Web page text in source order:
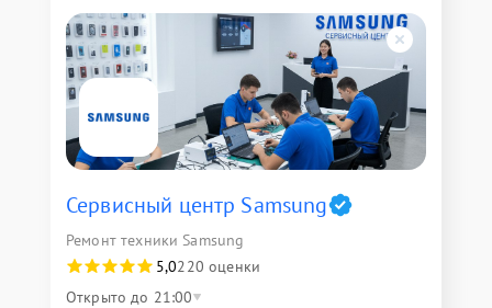
Сервисный центр Samsung
Ремонт техники Samsung
5,0220 оценки
Открыто до 21:00